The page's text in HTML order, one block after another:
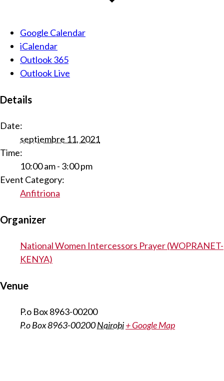
Google Calendar
iCalendar
Outlook 365
Outlook Live
Details
Date:
septiembre 11, 2021
Time:
10:00 am - 3:00 pm
Event Category:
Anfitriona
Organizer
National Women Intercessors Prayer (WOPRANET-
KENYA)
Venue
P.o Box 8963-00200
P.o Box 8963-00200Nairobi+ Google Map